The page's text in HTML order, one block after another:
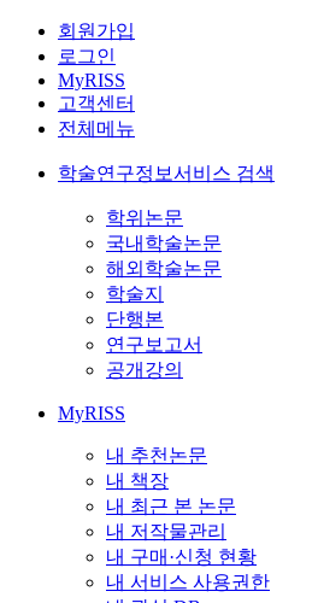
회원가입
로그인
MyRISS
고객센터
전체메뉴
학술연구정보서비스 검색
학위논문
국내학술논문
해외학술논문
학술지
단행본
연구보고서
공개강의
MyRISS
내 추천논문
내 책장
내 최근 본 논문
내 저작물관리
내 구매·신청 현황
내 서비스 사용권한